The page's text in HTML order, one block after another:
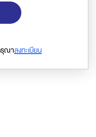
รุณาลงทะเบียน